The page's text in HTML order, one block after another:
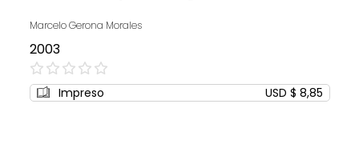
Marcelo Gerona Morales
2003
0%
Impreso USD $ 8,85